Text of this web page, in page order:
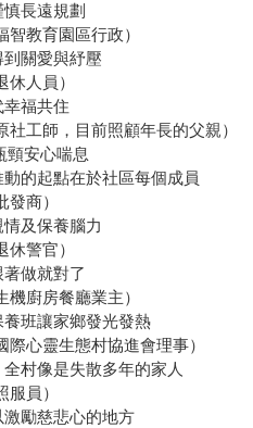
長遠規劃
教育園區行政）
關愛與紓壓
人員）
福共住
工師，目前照顧年長的父親）
安心喘息
的起點在於社區每個成員
商）
及保養腦力
警官）
做就對了
廚房餐廳業主）
班讓家鄉發光發熱
心靈生態村協進會理事）
村像是失散多年的家人
員）
勵慈悲心的地方